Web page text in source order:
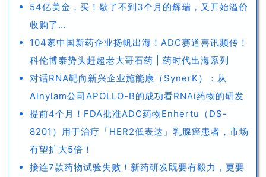
54亿美金，买！歇了不到3个月的辉瑞，又开始溢价
收购了…
104家中国新药企业扬帆出海！ADC赛道喜讯频传！
科伦博泰势头赶超老大哥石药 | 药时代出海系列
对话RNA靶向新兴企业施能康（SynerK）：从
Alnylam公司APOLLO-B的成功看RNAi药物的研发
提前4个月！FDA批准ADC药物Enhertu（DS-
8201）用于治疗「HER2低表达」乳腺癌患者，市场
有望扩大5倍！
接连7款药物试验失败！新药研发既要有毅力，更要